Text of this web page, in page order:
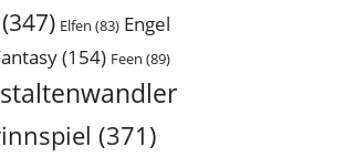
(347) Elfen (83) Engel
(154) Feen (89)
(371)